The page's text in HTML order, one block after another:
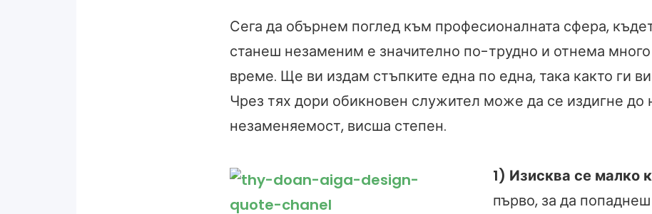
Сега да обърнем поглед към професионалната сфера,
станеш незаменим е значително по-трудно и отнема
време. Ще ви издам стъпките една по една, така както ги
Чрез тях дори обикновен служител може да се издигне до
незаменяемост, висша степен.
1) Изисква се малко
първо, за да